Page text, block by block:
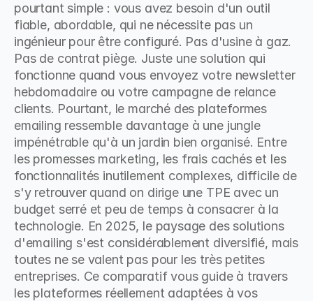
pourtant simple : vous avez besoin d'un outil
fiable, abordable, qui ne nécessite pas un
ingénieur pour être configuré. Pas d'usine à gaz.
Pas de contrat piège. Juste une solution qui
fonctionne quand vous envoyez votre newsletter
hebdomadaire ou votre campagne de relance
clients. Pourtant, le marché des plateformes
emailing ressemble davantage à une jungle
impénétrable qu'à un jardin bien organisé. Entre
les promesses marketing, les frais cachés et les
fonctionnalités inutilement complexes, difficile de
s'y retrouver quand on dirige une TPE avec un
budget serré et peu de temps à consacrer à la
technologie. En 2025, le paysage des solutions
d'emailing s'est considérablement diversifié, mais
toutes ne se valent pas pour les très petites
entreprises. Ce comparatif vous guide à travers
les plateformes réellement adaptées à vos